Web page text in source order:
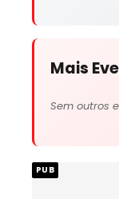
Mais
Sem outros
PUB